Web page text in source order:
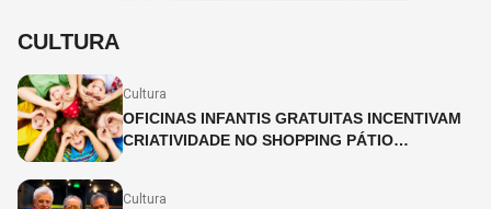
CULTURA
Cultura
OFICINAS INFANTIS GRATUITAS INCENTIVAM
CRIATIVIDADE NO SHOPPING PÁTIO
Cultura